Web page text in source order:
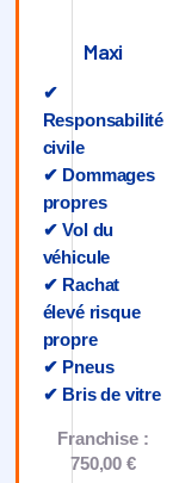
Maxi
✔
Responsabilité
civile
✔ Dommages
propres
✔ Vol du
véhicule
✔ Rachat
élevé risque
propre
✔ Pneus
✔ Bris de vitre
Franchise :
750,00 €